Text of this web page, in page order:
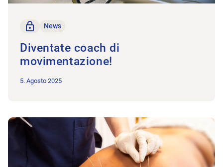
solo per i membri
News
Diventate coach di
movimentazione!
5. Agosto 2025
All’articolo Nota sull’utilizzo del dry needling – Promemoria